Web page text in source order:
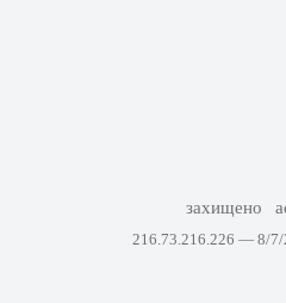
захищено
216.73.216.226 — 8/7/